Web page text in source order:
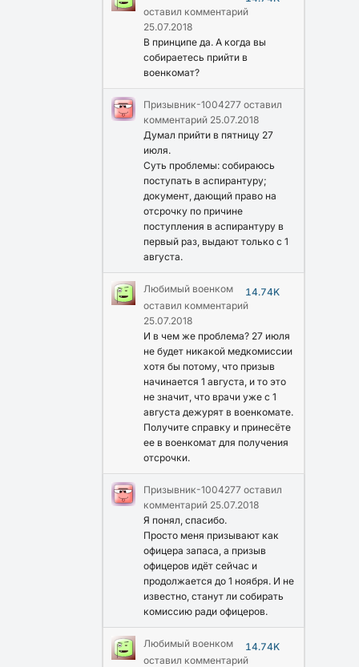
оставил комментарий
25.07.2018
В принципе да. А когда вы
собираетесь прийти в
военкомат?
Призывник-1004277 оставил
комментарий 25.07.2018
Думал прийти в пятницу 27
июля.
Суть проблемы: собираюсь
поступать в аспирантуру;
документ, дающий право на
отсрочку по причине
поступления в аспирантуру в
первый раз, выдают только с 1
августа.
Любимый военком
14.74K
оставил комментарий
25.07.2018
И в чем же проблема? 27 июля
не будет никакой медкомиссии
хотя бы потому, что призыв
начинается 1 августа, и то это
не значит, что врачи уже с 1
августа дежурят в военкомате.
Получите справку и принесёте
ее в военкомат для получения
отсрочки.
Призывник-1004277 оставил
комментарий 25.07.2018
Я понял, спасибо.
Просто меня призывают как
офицера запаса, а призыв
офицеров идёт сейчас и
продолжается до 1 ноября. И не
известно, станут ли собирать
комиссию ради офицеров.
Любимый военком
14.74K
оставил комментарий